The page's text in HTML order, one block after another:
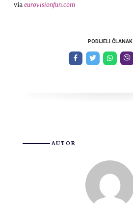
via eurovisionfun.com
PODIJELI ČLANAK
AUTOR